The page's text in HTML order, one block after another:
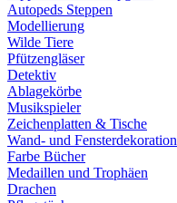
Autopeds Steppen
Modellierung
Wilde Tiere
Pfützengläser
Detektiv
Ablagekörbe
Musikspieler
Zeichenplatten & Tische
Wand- und Fensterdekoration
Farbe Bücher
Medaillen und Trophäen
Drachen